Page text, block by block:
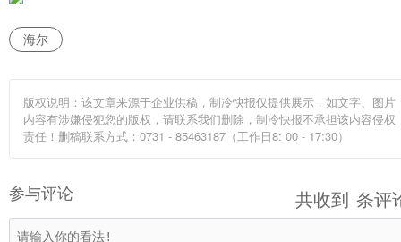
海尔
版权说明：该文章来源于企业供稿，制冷快报仅提供展示，如文字、图片
内容有涉嫌侵犯您的版权，请联系我们删除，制冷快报不承担该内容侵权
责任！删稿联系方式：0731 - 85463187（工作日8: 00 - 17:30）
参与评论 共收到 条评